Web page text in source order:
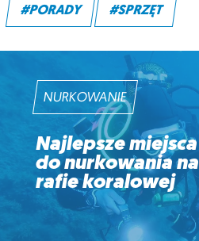
#PORADY #SPRZĘT
NURKOWANIE
Najlepsze miejsca
do nurkowania na
rafie koralowej